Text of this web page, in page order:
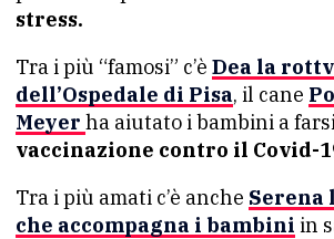
stress.
Tra i più “famosi” c’è Dea la
dell’Ospedale di Pisa, il cane
Meyer ha aiutato i bambini a
vaccinazione contro il Covid-
Tra i più amati c’è anche Serena
che accompagna i bambini in